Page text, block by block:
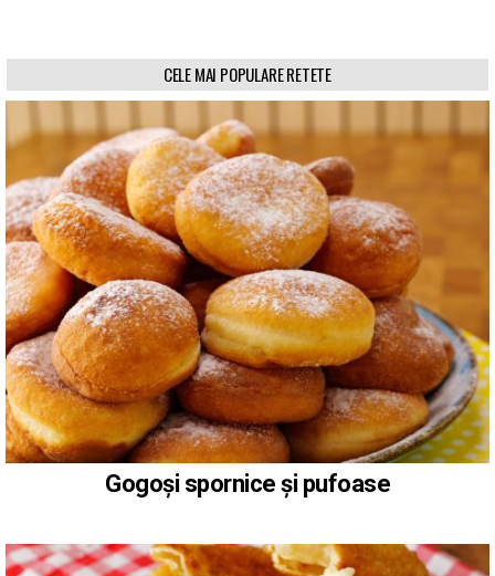
CELE MAI POPULARE RETETE
Gogoși spornice și pufoase